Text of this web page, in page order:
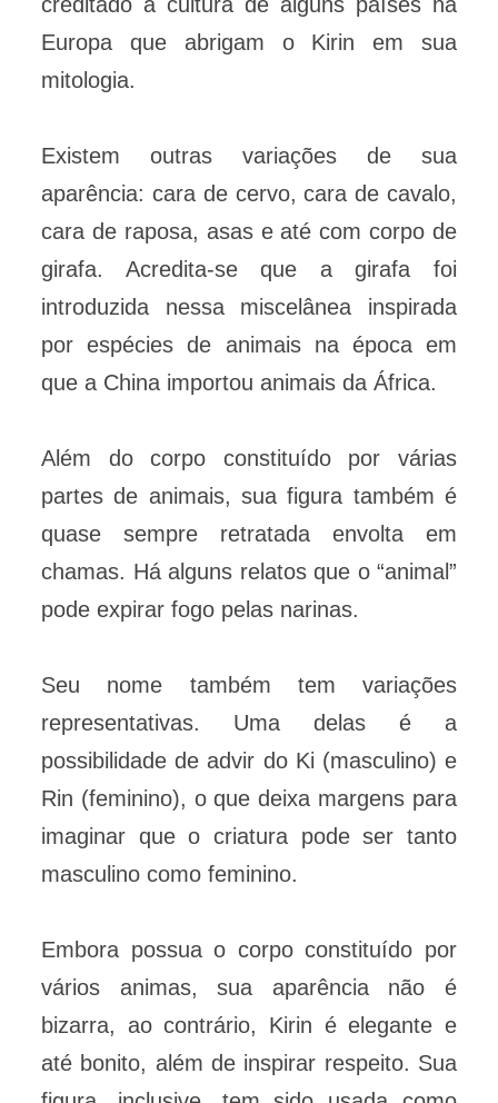
Europa que abrigam o Kirin em sua
mitologia.
Existem outras variações de sua
aparência: cara de cervo, cara de cavalo,
cara de raposa, asas e até com corpo de
girafa. Acredita-se que a girafa foi
introduzida nessa miscelânea inspirada
por espécies de animais na época em
que a China importou animais da África.
Além do corpo constituído por várias
partes de animais, sua figura também é
quase sempre retratada envolta em
chamas. Há alguns relatos que o “animal”
pode expirar fogo pelas narinas.
Seu nome também tem variações
representativas. Uma delas é a
possibilidade de advir do Ki (masculino) e
Rin (feminino), o que deixa margens para
imaginar que o criatura pode ser tanto
masculino como feminino.
Embora possua o corpo constituído por
vários animas, sua aparência não é
bizarra, ao contrário, Kirin é elegante e
até bonito, além de inspirar respeito. Sua